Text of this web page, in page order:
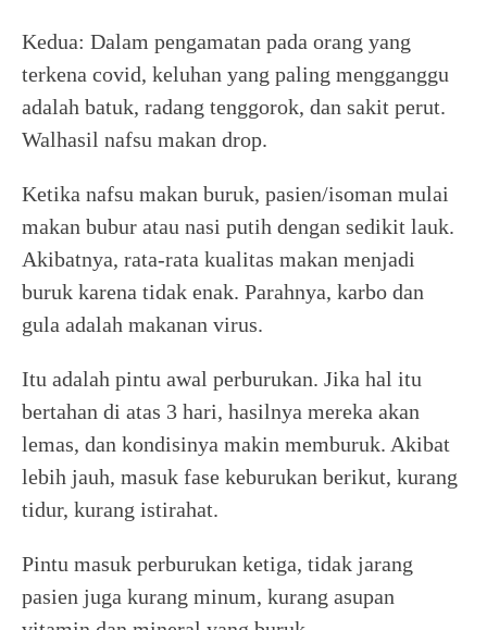
Kedua: Dalam pengamatan pada orang yang
terkena covid, keluhan yang paling mengganggu
adalah batuk, radang tenggorok, dan sakit perut.
Walhasil nafsu makan drop.
Ketika nafsu makan buruk, pasien/isoman mulai
makan bubur atau nasi putih dengan sedikit lauk.
Akibatnya, rata-rata kualitas makan menjadi
buruk karena tidak enak. Parahnya, karbo dan
gula adalah makanan virus.
Itu adalah pintu awal perburukan. Jika hal itu
bertahan di atas 3 hari, hasilnya mereka akan
lemas, dan kondisinya makin memburuk. Akibat
lebih jauh, masuk fase keburukan berikut, kurang
tidur, kurang istirahat.
Pintu masuk perburukan ketiga, tidak jarang
pasien juga kurang minum, kurang asupan